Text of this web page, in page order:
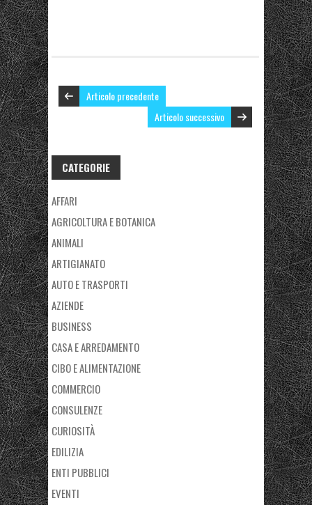
Articolo precedente
Articolo successivo
CATEGORIE
AFFARI
AGRICOLTURA E BOTANICA
ANIMALI
ARTIGIANATO
AUTO E TRASPORTI
AZIENDE
BUSINESS
CASA E ARREDAMENTO
CIBO E ALIMENTAZIONE
COMMERCIO
CONSULENZE
CURIOSITÀ
EDILIZIA
ENTI PUBBLICI
EVENTI